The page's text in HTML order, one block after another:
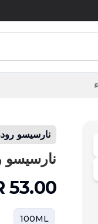
نارسيسو
نارسيسو
53.00
100ML